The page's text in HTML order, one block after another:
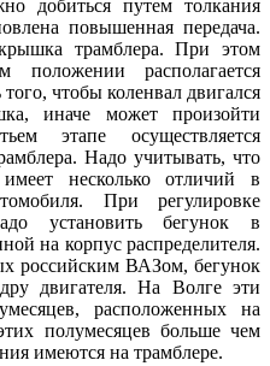
добиться путем толкания
повышенная передача.
трамблера. При этом
положении располагается
чтобы коленвал двигался
иначе может произойти
этапе осуществляется
Надо учитывать, что
несколько отличий в
При регулировке
установить бегунок в
на корпус распределителя.
российским ВАЗом, бегунок
двигателя. На Волге эти
расположенных на
полумесяцев больше чем
имеются на трамблере.